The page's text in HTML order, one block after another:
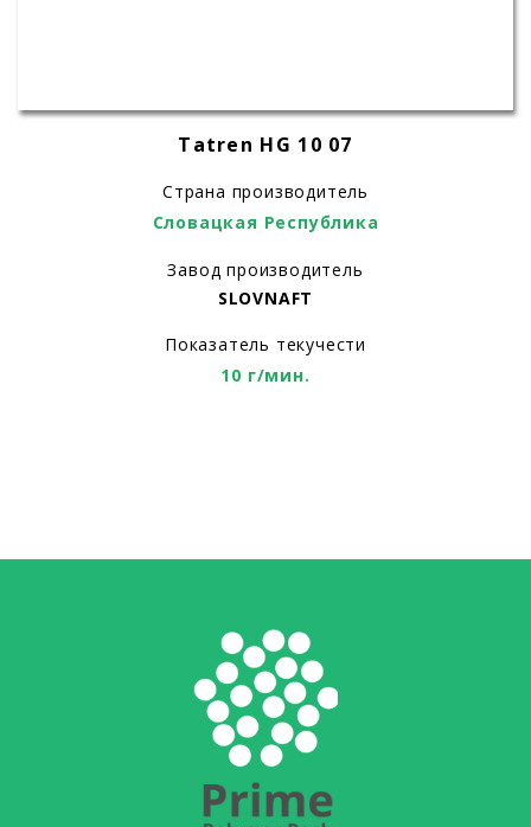
Tatren HG 10 07
Страна производитель
Словацкая Республика
Завод производитель
SLOVNAFT
Показатель текучести
10 г/мин.